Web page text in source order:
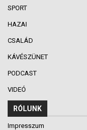
SPORT
HAZAI
CSALÁD
KÁVÉSZÜNET
PODCAST
VIDEÓ
RÓLUNK
Impresszum